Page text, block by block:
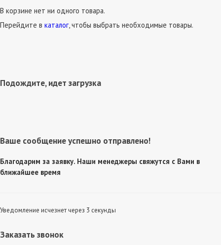
В корзине нет ни одного товара.
Перейдите в каталог, чтобы выбрать необходимые товары.
Подождите, идет загрузка
Ваше сообщение успешно отправлено!
Благодарим за заявку. Наши менеджеры свяжутся с Вами в
ближайшее время
Уведомление исчезнет через 3 секунды
Заказать звонок